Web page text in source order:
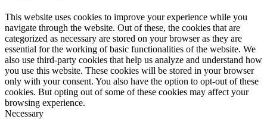
This website uses cookies to improve your experience while you
navigate through the website. Out of these, the cookies that are
categorized as necessary are stored on your browser as they are
essential for the working of basic functionalities of the website. We
also use third-party cookies that help us analyze and understand how
you use this website. These cookies will be stored in your browser
only with your consent. You also have the option to opt-out of these
cookies. But opting out of some of these cookies may affect your
browsing experience.
Necessary